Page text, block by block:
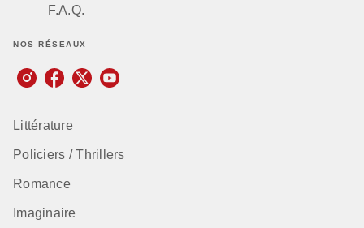
F.A.Q.
NOS RÉSEAUX
Littérature
Policiers / Thrillers
Romance
Imaginaire